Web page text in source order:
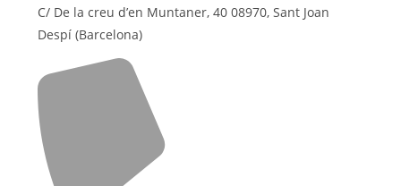
C/ De la creu d’en Muntaner, 40 08970, Sant Joan
Despí (Barcelona)